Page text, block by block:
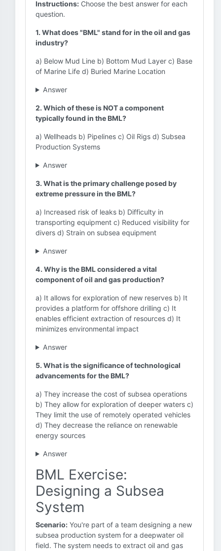
Instructions: Choose the best answer for each
question.
1. What does "BML" stand for in the oil and gas
industry?
a) Below Mud Line b) Bottom Mud Layer c) Base
of Marine Life d) Buried Marine Location
Answer
2. Which of these is NOT a component
typically found in the BML?
a) Wellheads b) Pipelines c) Oil Rigs d) Subsea
Production Systems
Answer
3. What is the primary challenge posed by
extreme pressure in the BML?
a) Increased risk of leaks b) Difficulty in
transporting equipment c) Reduced visibility for
divers d) Strain on subsea equipment
Answer
4. Why is the BML considered a vital
component of oil and gas production?
a) It allows for exploration of new reserves b) It
provides a platform for offshore drilling c) It
enables efficient extraction of resources d) It
minimizes environmental impact
Answer
5. What is the significance of technological
advancements for the BML?
a) They increase the cost of subsea operations
b) They allow for exploration of deeper waters c)
They limit the use of remotely operated vehicles
d) They decrease the reliance on renewable
energy sources
Answer
BML Exercise:
Designing a Subsea
System
Scenario: You're part of a team designing a new
subsea production system for a deepwater oil
field. The system needs to extract oil and gas